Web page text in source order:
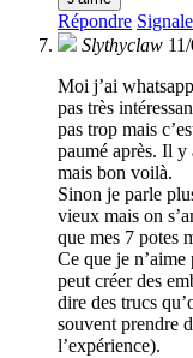
Répondre
Slythyclaw
Moi j’ai
pas très
pas trop mais
paumé après. Il y
mais bon voilà.
Sinon je parle
vieux mais on
que mes 7 potes
Ce que je n’aime
peut créer des
dire des trucs
souvent prendre
l’expérience).